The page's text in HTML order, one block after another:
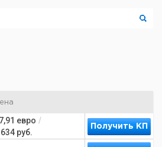
евро /
руб.
Получить КП